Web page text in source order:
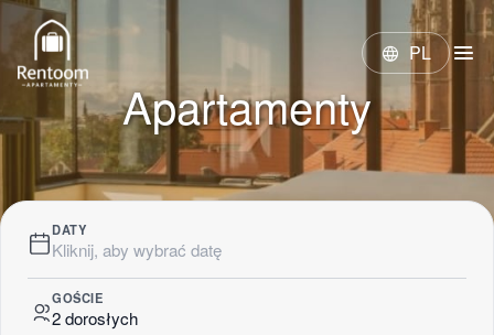
language PL menu
Apartamenty
DATY
Kliknij, aby wybrać datę
GOŚCIE
2 dorosłych